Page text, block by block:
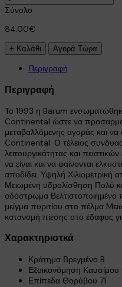
Σύνολο
84.00€
Περιγραφή
Περιγραφή
Το 1993 η Barum
Continental ώστε να
μεταβαλλόμενης αγοράς και
Continental. Ο τέλειος
λειτουργικότητας και
να είναι και να φαίνονται
αποδίδει. Υψηλή
Μειωμένη υδρολίσθηση Πολύ
οδόστρωμα Βελτιστοποιημένο
μείγμα πυριτίου στο πέλμα
κατανομή πίεσης στο έδαφος
Χαρακτηριστκά
Κράτημα Βρεγμένο B
Εξοικονόμηση Καυσίμου
Επίπεδα Θορύβου 71